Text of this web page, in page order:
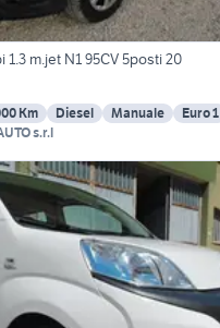
m.jet N1 95CV 5posti 20
Km Diesel Manuale
Euro 1
s.r.l